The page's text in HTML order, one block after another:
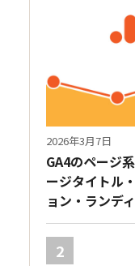
2026年3月7日
GA4のページ
ージタイトル
ョン・ランデ
2